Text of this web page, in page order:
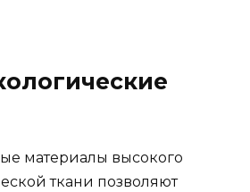
материалы высокого
ткани позволяют